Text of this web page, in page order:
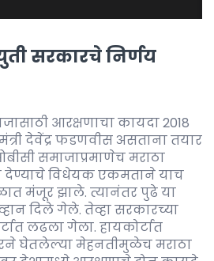
सरकारचे निर्णय
आरक्षणाचा कायदा 2018
देवेंद्र फडणवीस असताना तयार
समाजाप्रमाणेच मराठा
देण्याचे विधेयक एकमताने याच
मंजूर झाले. त्यानंतर पुढे या
दिले गेले. तेव्हा सरकारच्या
लढला गेला. हायकोर्टात
घेतलेल्या मेहनतीमुळेच मराठा